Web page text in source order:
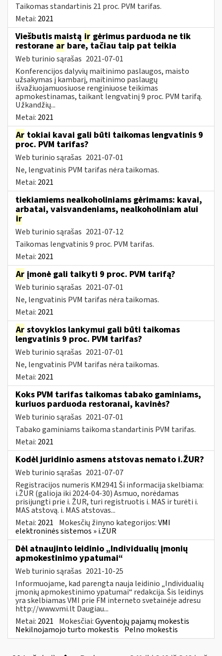
Taikomas standartinis 21 proc. PVM tarifas.
Metai: 2021
Viešbutis maistą ir gėrimus parduoda ne tik
restorane ar bare, tačiau taip pat teikia
Web turinio sąrašas 2021-07-01
Konferencijos dalyvių maitinimo paslaugos, maisto
užsakymas į kambarį, maitinimo paslaugų
išvažiuojamuosiuose renginiuose teikimas
apmokestinamas, taikant lengvatinį 9 proc. PVM tarifą.
Užkandžių...
Metai: 2021
Ar tokiai kavai gali būti taikomas lengvatinis 9
proc. PVM tarifas?
Web turinio sąrašas 2021-07-01
Ne, lengvatinis PVM tarifas nėra taikomas.
Metai: 2021
tiekiamiems nealkoholiniams gėrimams: kavai,
arbatai, vaisvandeniams, nealkoholiniam alui
ir
Web turinio sąrašas 2021-07-12
Taikomas lengvatinis 9 proc. PVM tarifas.
Metai: 2021
Ar įmonė gali taikyti 9 proc. PVM tarifą?
Web turinio sąrašas 2021-07-01
Ne, lengvatinis PVM tarifas nėra taikomas.
Metai: 2021
Ar stovyklos lankymui gali būti taikomas
lengvatinis 9 proc. PVM tarifas?
Web turinio sąrašas 2021-07-01
Ne, lengvatinis PVM tarifas nėra taikomas.
Metai: 2021
Koks PVM tarifas taikomas tabako gaminiams,
kuriuos parduoda restoranai, kavinės?
Web turinio sąrašas 2021-07-01
Tabako gaminiams taikoma standartinis PVM tarifas.
Metai: 2021
Kodėl juridinio asmens atstovas nemato i.ŽUR?
Web turinio sąrašas 2021-07-07
Registracijos numeris KM2941 Ši informacija skelbiama:
i.ŽUR (galioja iki 2024-04-30) Asmuo, norėdamas
prisijungti prie i. ŽUR, turi registruotis i. MAS ir turėti i.
MAS atstovą. i. MAS atstovas...
Metai: 2021 Mokesčių žinyno kategorijos:VMI
elektroninės sistemos » i.ZUR
Dėl atnaujinto leidinio „Individualių įmonių
apmokestinimo ypatumai“
Web turinio sąrašas 2021-10-25
Informuojame, kad parengta nauja leidinio „Individualių
įmonių apmokestinimo ypatumai“ redakcija. Šis leidinys
yra skelbiamas VMI prie FM interneto svetainėje adresu
http://www.vmi.lt Daugiau...
Metai: 2021 Mokesčiai:Gyventojų pajamų mokestis
Nekilnojamojo turto mokestis Pelno mokestis